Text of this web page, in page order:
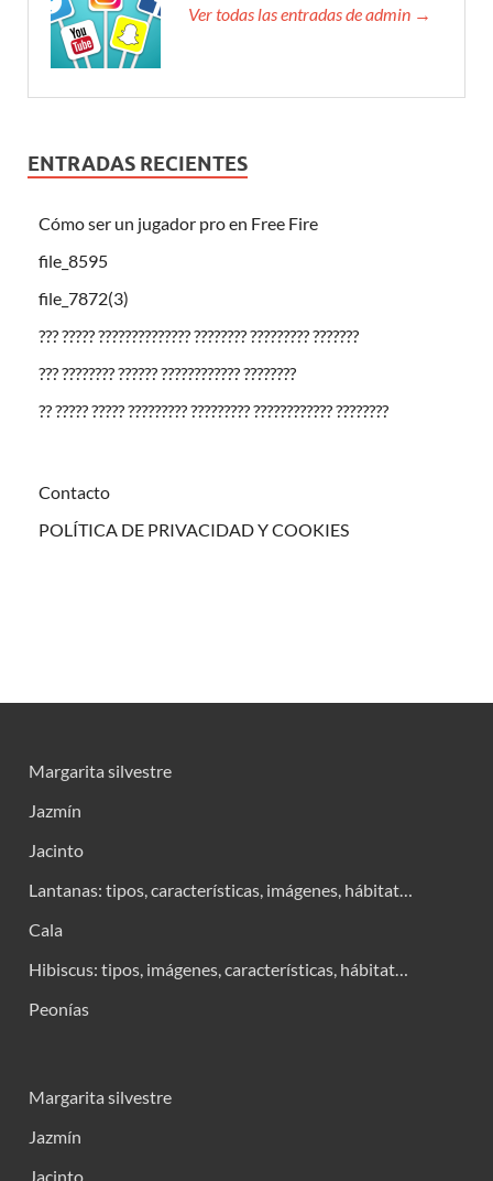
Ver todas las entradas de admin →
ENTRADAS RECIENTES
Cómo ser un jugador pro en Free Fire
file_8595
file_7872(3)
??? ????? ?????????????? ???????? ????????? ???????
??? ???????? ?????? ???????????? ????????
?? ????? ????? ????????? ????????? ???????????? ????????
Contacto
POLÍTICA DE PRIVACIDAD Y COOKIES
Margarita silvestre
Jazmín
Jacinto
Lantanas: tipos, características, imágenes, hábitat…
Cala
Hibiscus: tipos, imágenes, características, hábitat…
Peonías
Margarita silvestre
Jazmín
Jacinto